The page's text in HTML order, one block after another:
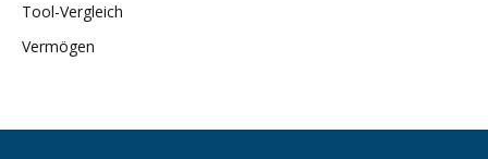
Tool-Vergleich
Vermögen